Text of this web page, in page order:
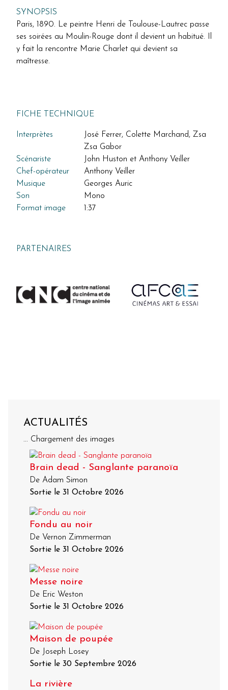
SYNOPSIS
Paris, 1890. Le peintre Henri de Toulouse-Lautrec passe
ses soirées au Moulin-Rouge dont il devient un habitué. Il
y fait la rencontre Marie Charlet qui devient sa
maîtresse.
FICHE TECHNIQUE
Interprètes
José Ferrer, Colette Marchand, Zsa
Zsa Gabor
Scénariste
John Huston et Anthony Veiller
Chef-opérateur
Anthony Veiller
Musique
Georges Auric
Son
Mono
Format image
1:37
PARTENAIRES
ACTUALITÉS
... Chargement des images
Brain dead - Sanglante paranoïa
De Adam Simon
Sortie le 31 Octobre 2026
Fondu au noir
De Vernon Zimmerman
Sortie le 31 Octobre 2026
Messe noire
De Eric Weston
Sortie le 31 Octobre 2026
Maison de poupée
De Joseph Losey
Sortie le 30 Septembre 2026
La rivière